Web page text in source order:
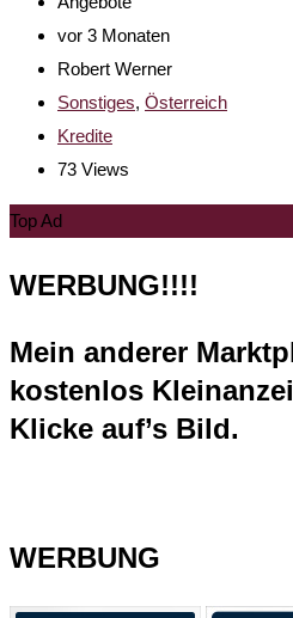
vor 3 Monaten
Robert Werner
Sonstiges, Österreich
Kredite
73 Views
Top Ad
WERBUNG!!!!
Mein anderer
kostenlos
Klicke auf’s Bild.
WERBUNG